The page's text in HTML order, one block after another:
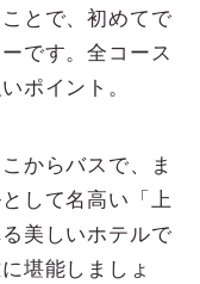
とで、初めてで
です。全コース
ポイント。
からバスで、ま
して名高い「上
美しいホテルで
堪能しましょ